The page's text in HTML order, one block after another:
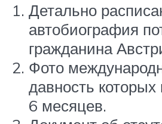
Детально
автобиография
гражданина
Фото
давность
6 месяцев.